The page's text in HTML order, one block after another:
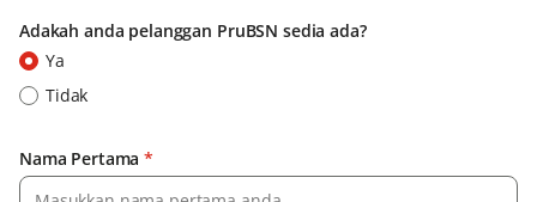
Adakah anda pelanggan PruBSN sedia ada?
Ya
Tidak
Nama Pertama *